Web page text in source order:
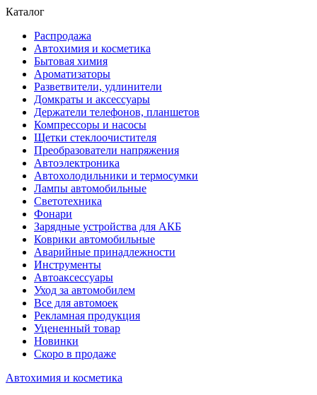
Каталог
Распродажа
Автохимия и косметика
Бытовая химия
Ароматизаторы
Разветвители, удлинители
Домкраты и аксессуары
Держатели телефонов, планшетов
Компрессоры и насосы
Щетки стеклоочистителя
Преобразователи напряжения
Автоэлектроника
Автохолодильники и термосумки
Лампы автомобильные
Светотехника
Фонари
Зарядные устройства для АКБ
Коврики автомобильные
Аварийные принадлежности
Инструменты
Автоаксессуары
Уход за автомобилем
Все для автомоек
Рекламная продукция
Уцененный товар
Новинки
Скоро в продаже
Автохимия и косметика